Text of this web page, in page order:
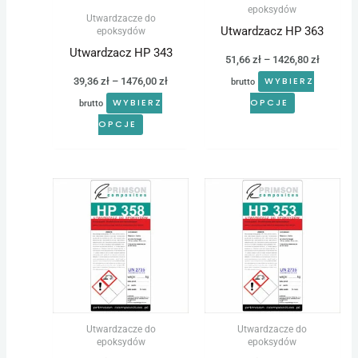
Utwardzacze do
epoksydów
Utwardzacz HP 343
39,36zł – 1476,00zł
brutto
WYBIERZ
OPCJE
na
stronie
epoksydów
Utwardzacz HP 363
51,66 zł – 1426,80 zł
brutto
WYBIERZ
OPCJE
wybrać
na
produktu
Utwardzacze do
epoksydów
Ten
produkt
ma
wariantów.
Opcje
wybrać
Utwardzacze do
epoksydów
Ten
produkt
ma
wariantów.
Opcje
wybrać